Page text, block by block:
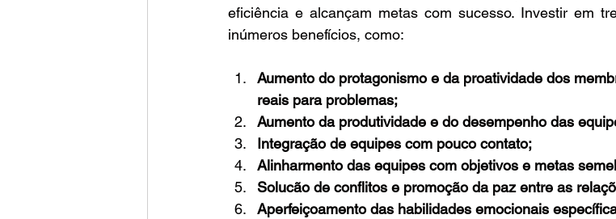
eficiência e alcançam metas com sucesso. Investir em
inúmeros benefícios, como:
Aumento do protagonismo e da proatividade dos
reais para problemas;
Aumento da produtividade e do desempenho das
Integração de equipes com pouco contato;
Alinharmento das equipes com objetivos e metas
Solucão de conflitos e promoção da paz entre as
Aperfeiçoamento das habilidades emocionais